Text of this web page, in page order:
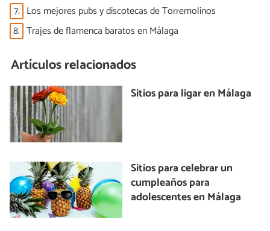
7. Los mejores pubs y discotecas de Torremolinos
8. Trajes de flamenca baratos en Málaga
Artículos relacionados
Sitios para ligar en Málaga
Sitios para celebrar un
cumpleaños para
adolescentes en Málaga